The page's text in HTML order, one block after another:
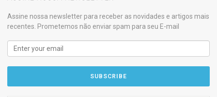
Assine nossa newsletter para receber as novidades e artigos mais
recentes. Prometemos não enviar spam para seu E-mail